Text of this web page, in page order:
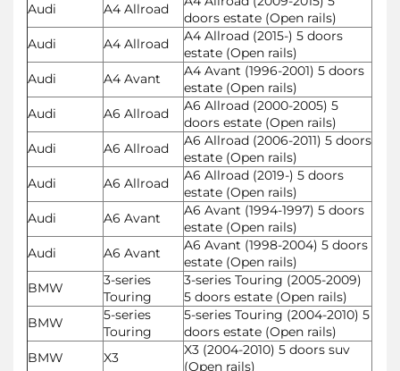
Audi
A4 Allroad
doors estate (Open rails)
Audi
A4 Allroad
A4 Allroad (2015-) 5 doors
estate (Open rails)
Audi
A4 Avant
A4 Avant (1996-2001) 5 doors
estate (Open rails)
Audi
A6 Allroad
A6 Allroad (2000-2005) 5
doors estate (Open rails)
Audi
A6 Allroad
A6 Allroad (2006-2011) 5 doors
estate (Open rails)
Audi
A6 Allroad
A6 Allroad (2019-) 5 doors
estate (Open rails)
Audi
A6 Avant
A6 Avant (1994-1997) 5 doors
estate (Open rails)
Audi
A6 Avant
A6 Avant (1998-2004) 5 doors
estate (Open rails)
BMW
3-series
Touring
3-series Touring (2005-2009)
5 doors estate (Open rails)
BMW
5-series
Touring
5-series Touring (2004-2010) 5
doors estate (Open rails)
BMW
X3
X3 (2004-2010) 5 doors suv
(Open rails)